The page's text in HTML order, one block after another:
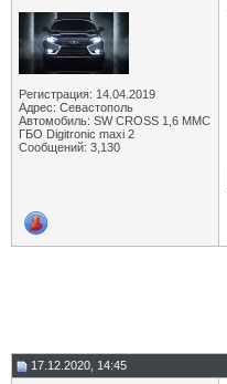
Регистрация: 14.04.2019
Адрес: Севастополь
Автомобиль: SW CROSS 1,6 ММС
ГБО Digitronic maxi 2
Сообщений: 3,130
17.12.2020, 14:45